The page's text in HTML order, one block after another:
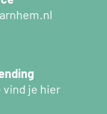
je hier